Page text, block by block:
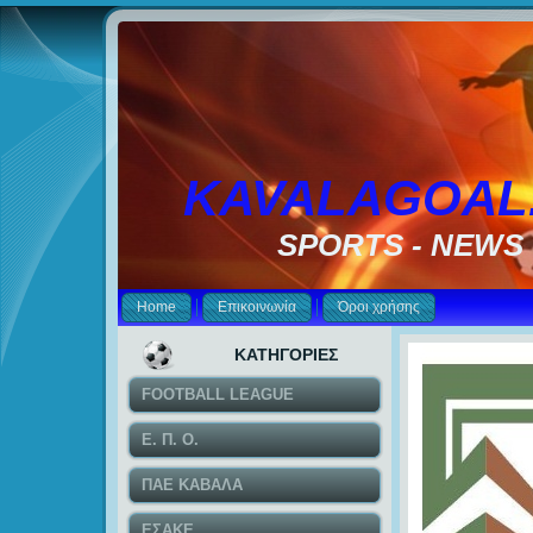
SPORTS - NEWS
Home Επικοινωνία Όροι χρήσης
ΚΑΤΗΓΟΡΙΕΣ
FOOTBALL LEAGUE
Ε. Π. Ο.
ΠΑΕ ΚΑΒΑΛΑ